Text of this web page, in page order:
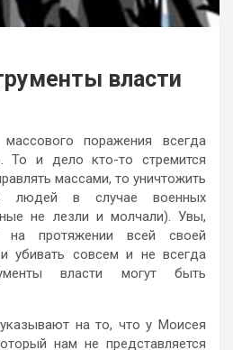
власти
поражения всегда
То и дело кто-то стремится
массами, то уничтожить
людей в случае военных
не лезли и молчали). Увы,
на протяжении всей своей
убивать совсем и не всегда
власти могут быть
на то, что у Моисея
нам не представляется